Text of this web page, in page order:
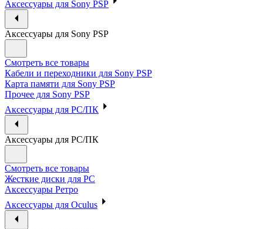
Аксессуары для Sony PSP
Аксессуары для Sony PSP
Смотреть все товары
Кабели и переходники для Sony PSP
Карта памяти для Sony PSP
Прочее для Sony PSP
Аксессуары для PC/ПК
Аксессуары для PC/ПК
Смотреть все товары
Жесткие диски для PC
Аксессуары Ретро
Аксессуары для Oculus